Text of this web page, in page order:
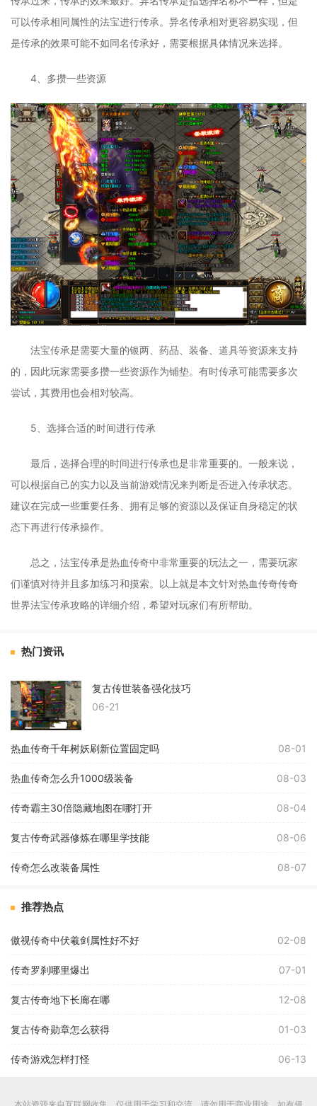
可以传承相同属性的法宝进行传承。异名传承相对更容易实现，但
是传承的效果可能不如同名传承好，需要根据具体情况来选择。
4、多攒一些资源
法宝传承是需要大量的银两、药品、装备、道具等资源来支持
的，因此玩家需要多攒一些资源作为铺垫。有时传承可能需要多次
尝试，其费用也会相对较高。
5、选择合适的时间进行传承
最后，选择合理的时间进行传承也是非常重要的。一般来说，
可以根据自己的实力以及当前游戏情况来判断是否进入传承状态。
建议在完成一些重要任务、拥有足够的资源以及保证自身稳定的状
态下再进行传承操作。
总之，法宝传承是热血传奇中非常重要的玩法之一，需要玩家
们谨慎对待并且多加练习和摸索。以上就是本文针对热血传奇传奇
世界法宝传承攻略的详细介绍，希望对玩家们有所帮助。
热门资讯
复古传世装备强化技巧
06-21
热血传奇千年树妖刷新位置固定吗 08-01
热血传奇怎么升1000级装备 08-03
传奇霸主30倍隐藏地图在哪打开 08-04
复古传奇武器修炼在哪里学技能 08-06
传奇怎么改装备属性 08-07
推荐热点
傲视传奇中伏羲剑属性好不好 02-08
传奇罗刹哪里爆出 07-01
复古传奇地下长廊在哪 12-08
复古传奇勋章怎么获得 01-03
传奇游戏怎样打怪 06-13
本站资源来自互联网收集，仅供用于学习和交流，请勿用于商业用途。如有侵